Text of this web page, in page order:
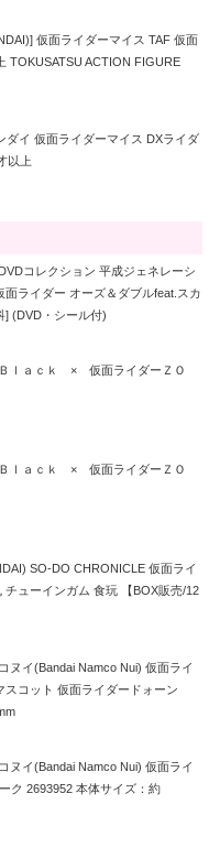
仮面ライダーマイス TAF 仮面
TOKUSATSU ACTION FIGURE
ダイ 仮面ライダーマイス DXライダ
以上
コレクション 平成ジェネレーシ
面ライダー オーズ＆ダブルfeat.スカ
] (DVD・シール付)
Ｂｌａｃｋ × 仮面ライダーＺＯ
Ｂｌａｃｋ × 仮面ライダーＺＯ
SO-DO CHRONICLE 仮面ライ
ューインガム 食玩 【BOX販売/12
ヌイ(Bandai Namco Nui) 仮面ライ
コット 仮面ライダードォーン
ヌイ(Bandai Namco Nui) 仮面ライ
ク 2693952 本体サイズ：約